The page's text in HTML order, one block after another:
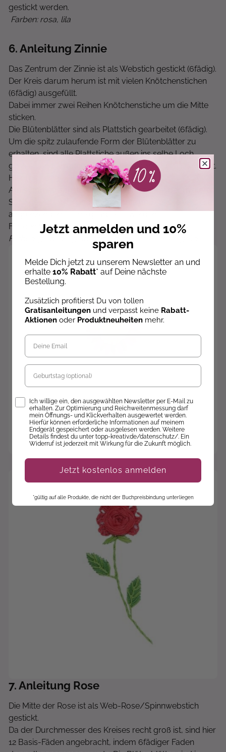
gestickt werden.
Farben: rosa, lila
6. Anleitung Zinnie
Das Zentrum der Zinnie ist als Webstich gestickt (6fädig).
Der Kreis darum herum ist mit vielen Knötchenstichen
(6fädig) ausgefüllt.
Dabei immer zwei Reihen Knötchenstiche um die Mitte
sticken.
Die Blütenblätter sind als Plattstich gearbeitet (6fädig).
Um die spitz zulaufende Form der Blütenblätter zu
erhalten, sind alle Plattstiche außen ins selbe Loch
gestickt und am inneren Kreis nebeneinander gearbeitet.
Hier reichen 3–4 Stiche in der Regel aus.
Am symmetrischsten wird es, wenn zuerst der mittlere
Stich gesetzt wird und dann rechts und links jeweils die
angrenzenden Stiche gearbeitet werden.
Für den Stiel ist hier der Federstich sehr dekorativ.
Farben: gelb, hellgelb, rosa, dunkelrosa, mittelgrün
7. Anleitung Rose
Die Mitte der Rose ist als Web-Rose/Spinnwebstich
gestickt.
Da der Durchmesser des Kreises recht groß ist, sind hier
12 Basis-Fäden angebracht, indem 6fädiger Faden
Jetzt anmelden und 10%
sparen
Melde Dich jetzt zu unserem Newsletter an und
erhalte 10% Rabatt* auf Deine nächste
Bestellung.
Zusätzlich profitierst Du von tollen
Gratisanleitungen und verpasst keine Rabatt-
Aktionen oder Produktneuheiten mehr.
Geburtstag
Opt-InIch willige ein, den ausgewählten Newsletter per E-Mail zu
erhalten. Zur Optimierung und Reichweitenmessung darf
mein Öffnungs- und Klickverhalten ausgewertet werden.
Hierfür können erforderliche Informationen auf meinem
Endgerät gespeichert oder ausgelesen werden. Weitere
Details findest du unter topp-kreativ.de/datenschutz/. Ein
Widerruf ist jederzeit mit Wirkung für die Zukunft möglich.
Jetzt kostenlos anmelden
*gültig auf alle Produkte, die nicht der Buchpreisbindung unterliegen